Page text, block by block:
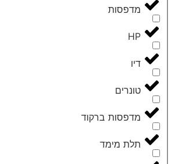
מדפסות
HP
דיו
טונרים
מדפסות ברקוד
תלת מימד